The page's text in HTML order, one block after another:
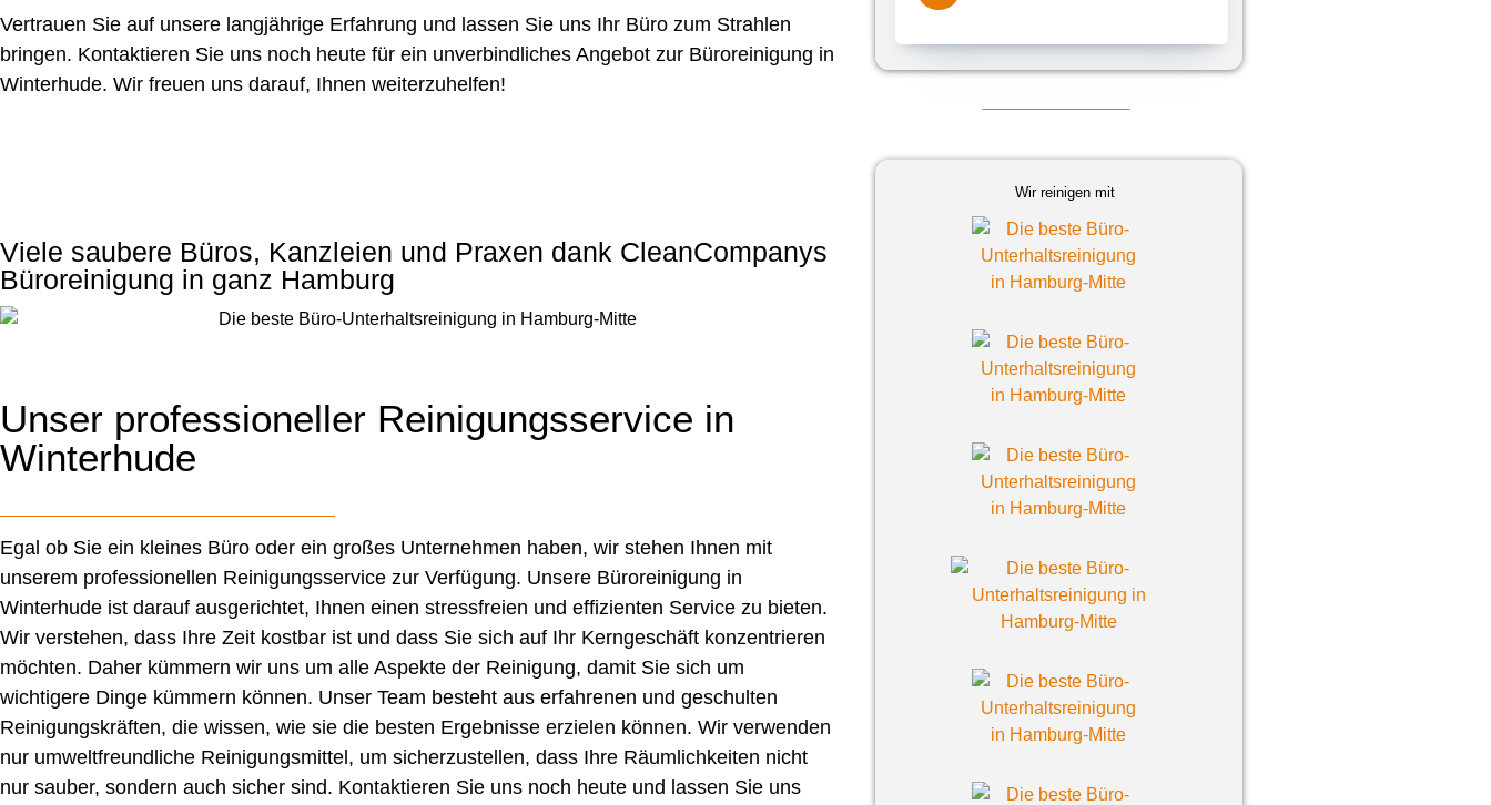
Vertrauen Sie auf unsere langjährige Erfahrung und lassen Sie uns Ihr Büro zum Strahlen
bringen. Kontaktieren Sie uns noch heute für ein unverbindliches Angebot zur Büroreinigung in
Winterhude. Wir freuen uns darauf, Ihnen weiterzuhelfen!
Viele saubere Büros, Kanzleien und Praxen dank CleanCompanys
Büroreinigung in ganz Hamburg
Unser professioneller Reinigungsservice in
Winterhude
Egal ob Sie ein kleines Büro oder ein großes Unternehmen haben, wir stehen Ihnen mit
unserem professionellen Reinigungsservice zur Verfügung. Unsere Büroreinigung in
Winterhude ist darauf ausgerichtet, Ihnen einen stressfreien und effizienten Service zu bieten.
Wir verstehen, dass Ihre Zeit kostbar ist und dass Sie sich auf Ihr Kerngeschäft konzentrieren
möchten. Daher kümmern wir uns um alle Aspekte der Reinigung, damit Sie sich um
wichtigere Dinge kümmern können. Unser Team besteht aus erfahrenen und geschulten
Reinigungskräften, die wissen, wie sie die besten Ergebnisse erzielen können. Wir verwenden
nur umweltfreundliche Reinigungsmittel, um sicherzustellen, dass Ihre Räumlichkeiten nicht
nur sauber, sondern auch sicher sind. Kontaktieren Sie uns noch heute und lassen Sie uns
Wir reinigen mit